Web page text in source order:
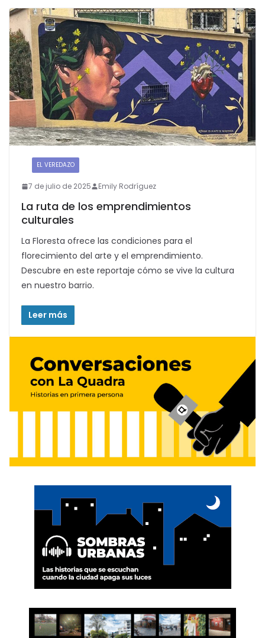
EL VEREDAZO
7 de julio de 2025 Emily Rodríguez
La ruta de los emprendimientos
culturales
La Floresta ofrece las condiciones para el
florecimiento del arte y el emprendimiento.
Descubre en este reportaje cómo se vive la cultura
en nuestro barrio.
Leer más